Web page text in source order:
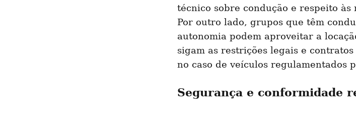
técnico sobre condução e respeito às
Por outro lado, grupos que têm
autonomia podem aproveitar a
sigam as restrições legais e
no caso de veículos regulamentados
Segurança e conformidade